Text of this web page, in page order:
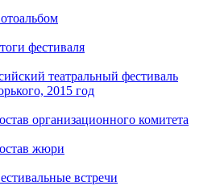
фестиваля
театральный фестиваль
2015 год
организационного комитета
жюри
встречи